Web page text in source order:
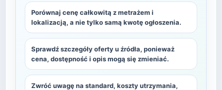
Porównaj cenę całkowitą z metrażem i
lokalizacją, a nie tylko samą kwotę ogłoszenia.
Sprawdź szczegóły oferty u źródła, ponieważ
cena, dostępność i opis mogą się zmieniać.
Zwróć uwagę na standard, koszty utrzymania,